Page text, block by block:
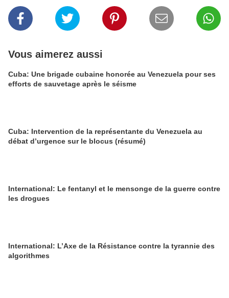
Vous aimerez aussi
Cuba: Une brigade cubaine honorée au Venezuela pour ses
efforts de sauvetage après le séisme
Cuba: Intervention de la représentante du Venezuela au
débat d’urgence sur le blocus (résumé)
International: Le fentanyl et le mensonge de la guerre contre
les drogues
International: L’Axe de la Résistance contre la tyrannie des
algorithmes